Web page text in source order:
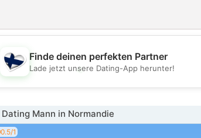
💖
Finde deinen perfekten Partner
Lade jetzt unsere Dating-App herunter!
Dating Mann in Normandie
0.5/1